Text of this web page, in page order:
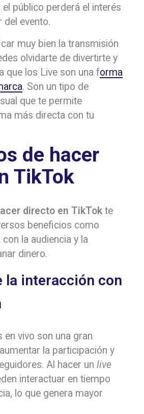
público perderá el interés
del evento.
muy bien la transmisión
olvidarte de divertirte y
que los Live son una forma
. Son un tipo de
que te permite
más directa con tu
de hacer
TikTok
directo en TikTok te
beneficios como
la audiencia y la
dinero.
la interacción con
en vivo son una gran
la participación y
Al hacer un live
interactuar en tiempo
lo que genera mayor